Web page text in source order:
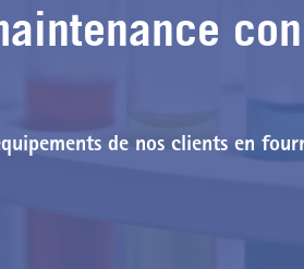
de nos clients en